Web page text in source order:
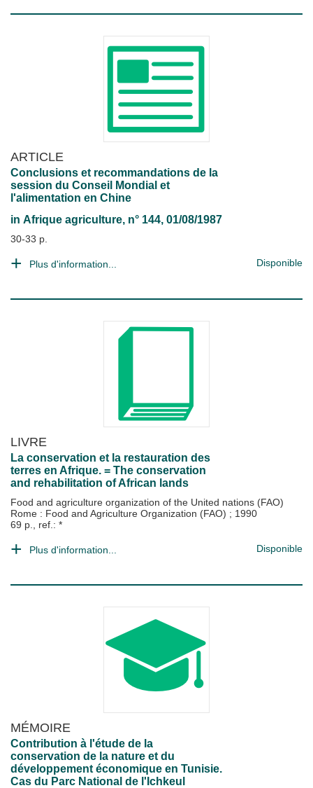
ARTICLE
Conclusions et recommandations de la
session du Conseil Mondial et
l'alimentation en Chine
in Afrique agriculture, n° 144, 01/08/1987
30-33 p.
Plus d'information... Disponible
LIVRE
La conservation et la restauration des
terres en Afrique. = The conservation
and rehabilitation of African lands
Food and agriculture organization of the United nations (FAO)
Rome : Food and Agriculture Organization (FAO) ; 1990
69 p., ref.: *
Plus d'information... Disponible
MÉMOIRE
Contribution à l'étude de la
conservation de la nature et du
développement économique en Tunisie.
Cas du Parc National de l'Ichkeul